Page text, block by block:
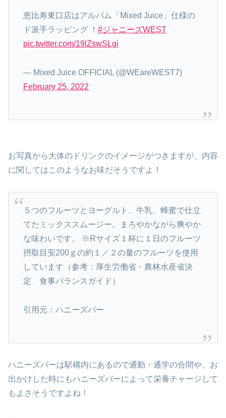
恵比寿東口店はアルバム「Mixed Juice」仕様の
ド派手ラッピング ！ #ジャニーズWEST
pic.twitter.com/19lZswSLgi
— Mixed Juice OFFICIAL (@WEareWEST7)
February 25, 2022
お写真から大体のドリンクのイメージがつきますが、内容
に関してはこのようなお味だそうですよ！
５つのフルーツとヨーグルト、牛乳、蜂蜜で仕立
てたミックススムージー。まろやかながら爽やか
な味わいです。 ※Rサイズ１杯に１日のフルーツ
摂取目安200ｇの約１／２の量のフルーツを使用
しています（参考：厚生労働省・農林水産省決
定 食事バランスガイド）
引用元：ハニーズバー
ハニーズバーは駅構内にあるので通勤・通学の合間や、お
出かけした時にもハニーズバーによって栄養チャージして
もよさそうですよね！